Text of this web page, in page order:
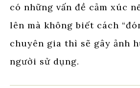
có những vấn đề cảm xúc
lên mà không biết cách
chuyên gia thì sẽ gây ảnh
người sử dụng.